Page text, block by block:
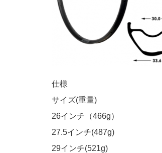
仕様
サイズ(重量)
26インチ（466g）
27.5インチ(487g)
29インチ(521g)